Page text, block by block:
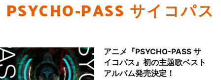
PSYCHO-PASS サイコパス
アニメ『PSYCHO-PASS サ
イコパス』初の主題歌ベスト
アルバム発売決定！